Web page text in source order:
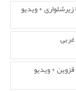
زیرشلواری + ویدیو
غربی
+ ویدیو